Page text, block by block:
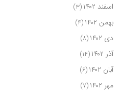
اسفند ۱۴۰۲ (۳)
بهمن ۱۴۰۲ (۴)
دی ۱۴۰۲ (۸)
آذر ۱۴۰۲ (۱۴)
آبان ۱۴۰۲ (۶)
مهر ۱۴۰۲ (۷)